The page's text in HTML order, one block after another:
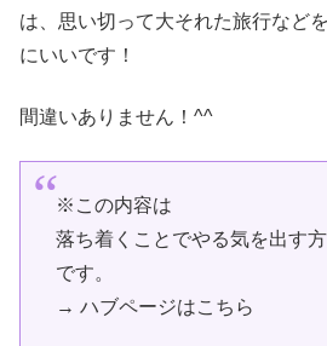
は、思い切って大それた旅行など
にいいです！
間違いありません！^^
※この内容は
落ち着くことでやる気を出す
です。
→ ハブページはこちら